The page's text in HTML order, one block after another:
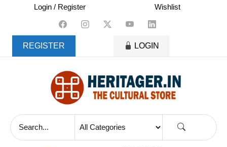
content
Login / Register Wishlist
REGISTER LOGIN